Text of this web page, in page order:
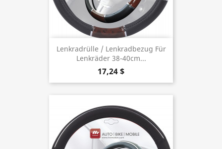
Lenkradrülle / Lenkradbezug Für
Lenkräder 38-40cm...
17,24 $